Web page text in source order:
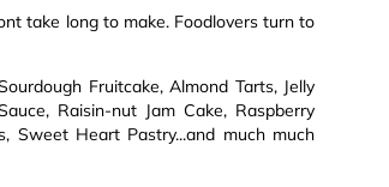
take long to make. Foodlovers turn to
Fruitcake, Almond Tarts, Jelly
Raisin-nut Jam Cake, Raspberry
Sweet Heart Pastry...and much much